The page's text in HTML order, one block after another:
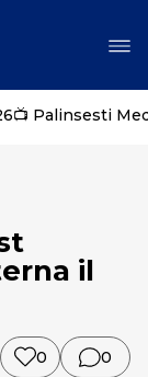
📺 Palinsesti
il
0 0